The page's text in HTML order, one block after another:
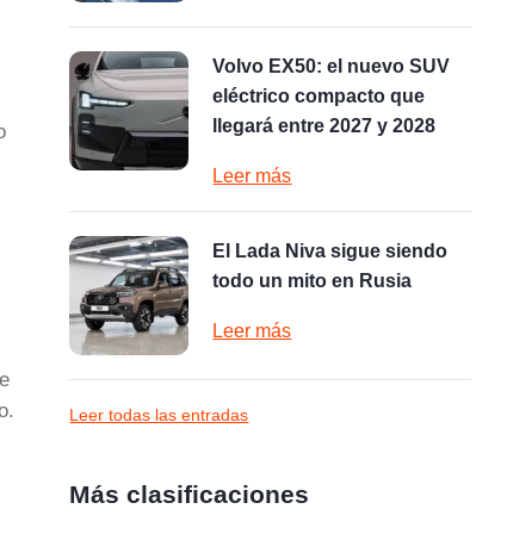
Volvo EX50: el nuevo SUV
eléctrico compacto que
llegará entre 2027 y 2028
Leer más
El Lada Niva sigue siendo
todo un mito en Rusia
Leer más
Leer todas las entradas
Más clasificaciones